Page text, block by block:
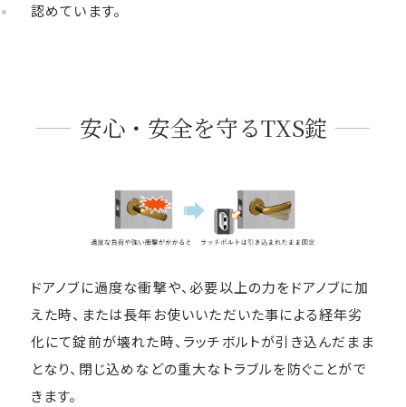
認めています。
安心・安全を守るTXS錠
ドアノブに過度な衝撃や、必要以上の力をドアノブに加
えた時、または長年お使いいただいた事による経年劣
化にて錠前が壊れた時、ラッチボルトが引き込んだまま
となり、閉じ込めなどの重大なトラブルを防ぐことがで
きます。